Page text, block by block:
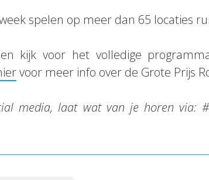
spelen op meer dan 65 locaties
kijk voor het volledige
voor meer info over de Grote Prijs
media, laat wat van je horen via: